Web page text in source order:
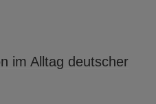
im Alltag deutscher